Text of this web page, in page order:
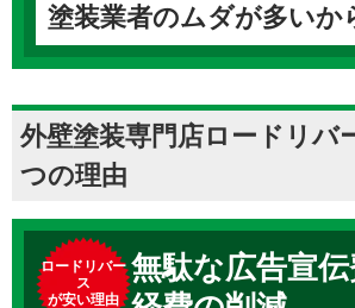
塗装業者のムダが多いか
外壁塗装専門店ロードリバ
つの理由
ロードリバー
ス
が安い理由
無駄な広告宣